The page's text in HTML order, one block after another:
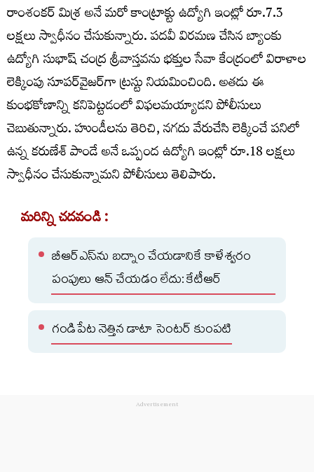
రాంశంకర్‌ మిశ్ర అనే మరో కాంట్రాక్టు ఉద్యోగి ఇంట్లో రూ.7.3
లక్షలు స్వాధీనం చేసుకున్నారు. పదవీ విరమణ చేసిన బ్యాంకు
ఉద్యోగి సుభాష్‌ చంద్ర శ్రీవాస్తవను భక్తుల సేవా కేంద్రంలో విరాళాల
లెక్కింపు సూపర్‌వైజర్‌గా ట్రస్టు నియమించింది. అతడు ఈ
కుంభకోణాన్ని కనిపెట్టడంలో విఫలమయ్యాడని పోలీసులు
చెబుతున్నారు. హుండీలను తెరిచి, నగదు వేరుచేసి లెక్కించే పనిలో
ఉన్న కరుణేశ్‌ పాండే అనే ఒప్పంద ఉద్యోగి ఇంట్లో రూ.18 లక్షలు
స్వాధీనం చేసుకున్నామని పోలీసులు తెలిపారు.
మరిన్ని చదవండి :
బీఆర్ఎస్‌ను బద్నాం చేయడానికే కాళేశ్వరం
పంపులు ఆన్ చేయడం లేదు: కేటీఆర్
గండిపేట నెత్తిన డాటా సెంటర్‌ కుంపటి